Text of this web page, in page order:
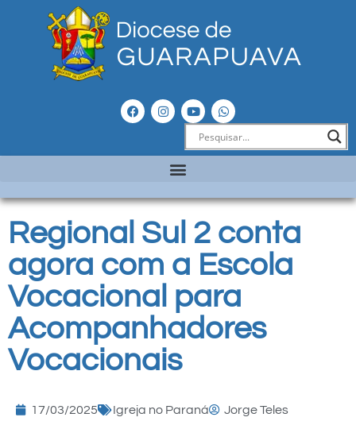
Regional Sul 2 conta
agora com a Escola
Vocacional para
Acompanhadores
Vocacionais
17/03/2025 Igreja no Paraná Jorge Teles